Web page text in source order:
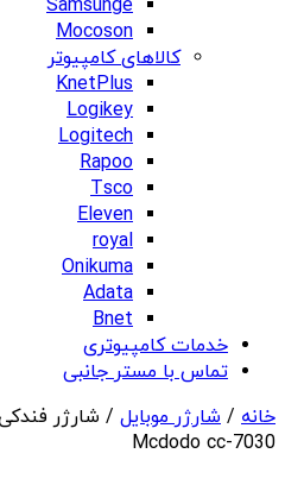
Samsunge
Mocoson
کالاهای کامپیوتر
KnetPlus
Logikey
Logitech
Rapoo
Tsco
Eleven
royal
Onikuma
Adata
Bnet
خدمات کامپیوتری
تماس با مستر جانبی
خانه / شارژر موبایل
Mcdodo cc-7030